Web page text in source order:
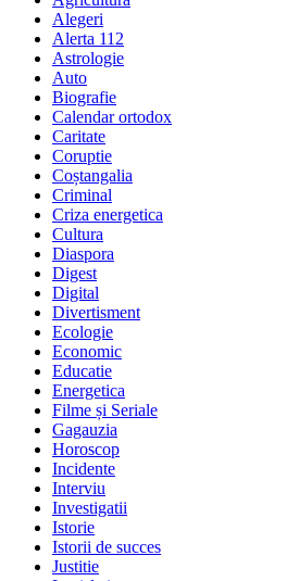
Alegeri
Alerta 112
Astrologie
Auto
Biografie
Calendar ortodox
Caritate
Coruptie
Coștangalia
Criminal
Criza energetica
Cultura
Diaspora
Digest
Digital
Divertisment
Ecologie
Economic
Educatie
Energetica
Filme și Seriale
Gagauzia
Horoscop
Incidente
Interviu
Investigatii
Istorie
Istorii de succes
Justitie